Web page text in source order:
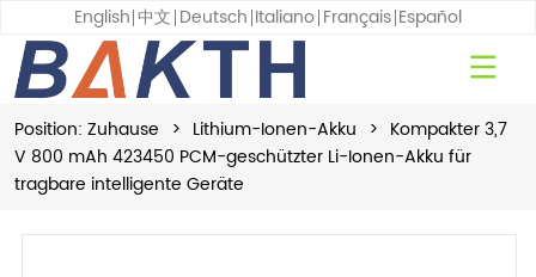
English 中文 Deutsch Italiano Français Español
Position: Zuhause > Lithium-Ionen-Akku > Kompakter 3,7
V 800 mAh 423450 PCM-geschützter Li-Ionen-Akku für
tragbare intelligente Geräte